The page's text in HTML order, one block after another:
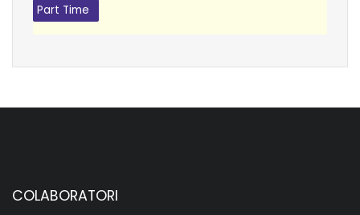
Part Time
COLABORATORI